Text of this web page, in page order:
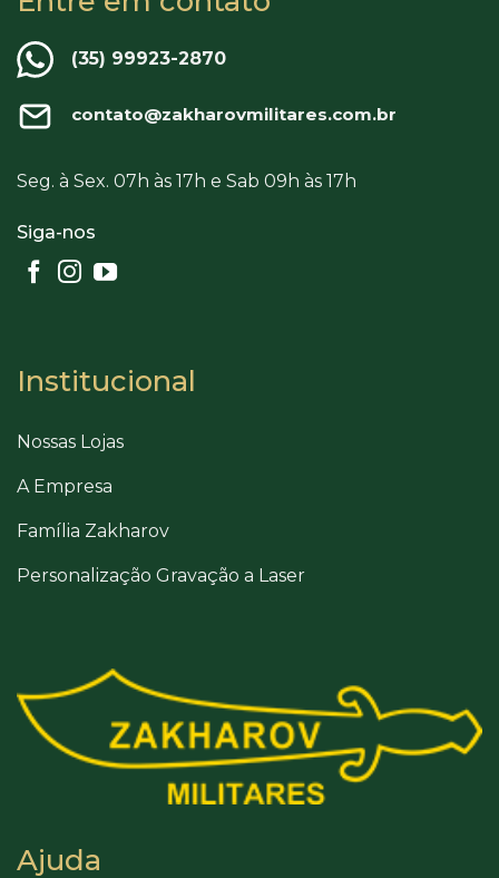
(35) 99923-2870
contato@zakharovmilitares.com.br
Seg. à Sex. 07h às 17h e Sab 09h às 17h
Siga-nos
Institucional
Nossas Lojas
A Empresa
Família Zakharov
Personalização Gravação a Laser
Ajuda